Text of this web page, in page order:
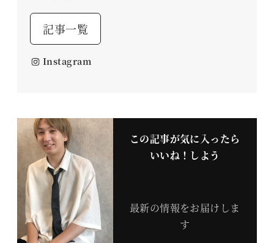
記事一覧
Instagram
この記事が気に入ったら
いいね！しよう
最新の情報をお届けしま
す